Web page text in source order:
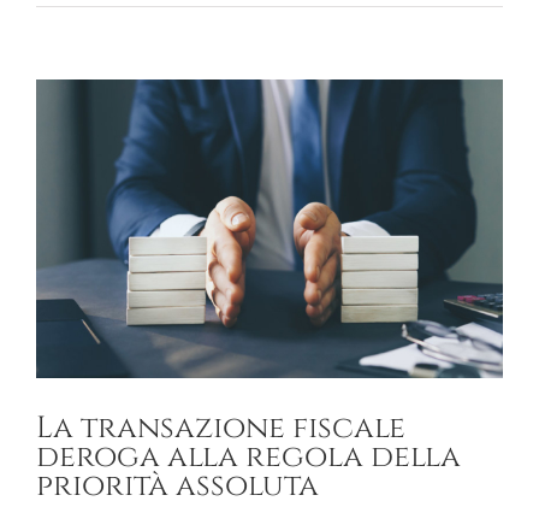
La transazione fiscale
deroga alla regola della
priorità assoluta